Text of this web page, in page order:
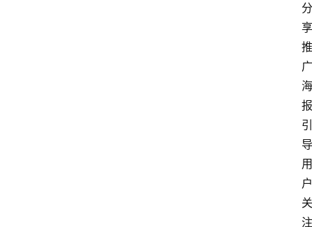
分
享
推
广
海
报
引
导
用
户
关
注